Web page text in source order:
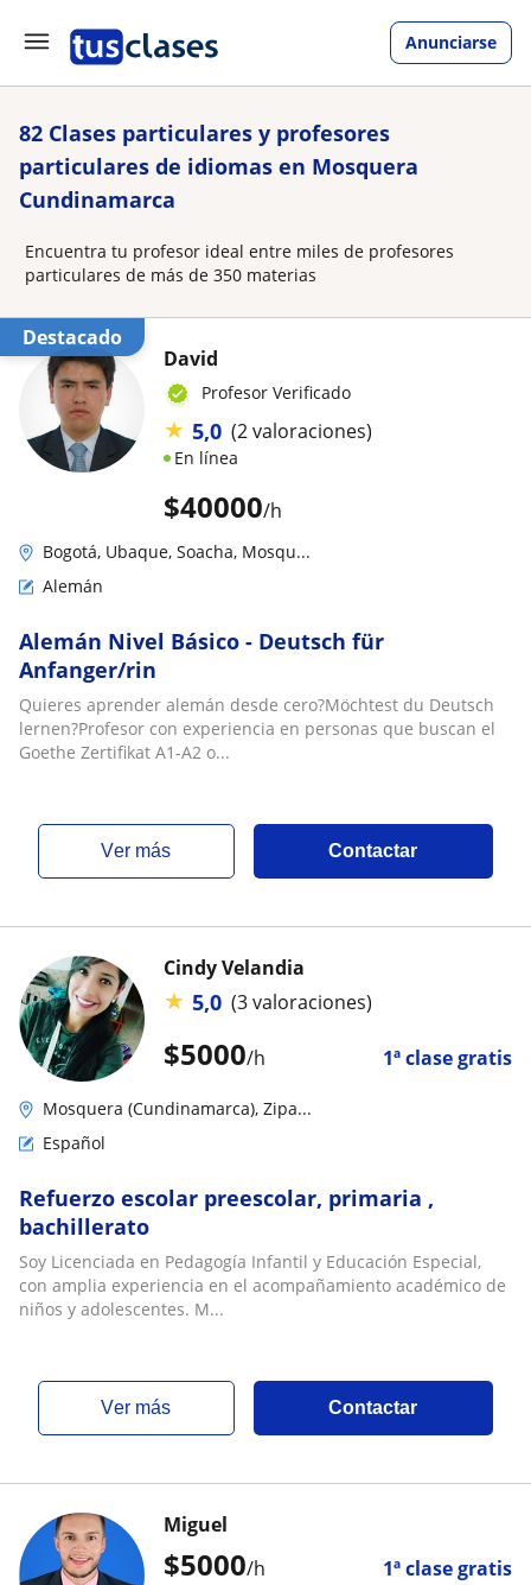
Anunciarse
82 Clases particulares y profesores
particulares de idiomas en Mosquera
Cundinamarca
Encuentra tu profesor ideal entre miles de profesores
particulares de más de 350 materias
Destacado
$40000/h
David
Profesor Verificado
★ 5,0 (2 valoraciones)
En línea
Bogotá, Ubaque, Soacha, Mosqu...
Alemán
Alemán Nivel Básico - Deutsch für
Anfanger/rin
Quieres aprender alemán desde cero?Möchtest du Deutsch
lernen?Profesor con experiencia en personas que buscan el
Goethe Zertifikat A1-A2 o...
ver más Contactar
$5000/h 1ª clase gratis
Cindy Velandia
★ 5,0 (3 valoraciones)
Mosquera (Cundinamarca), Zipa...
Español
Refuerzo escolar preescolar, primaria ,
bachillerato
Soy Licenciada en Pedagogía Infantil y Educación Especial,
con amplia experiencia en el acompañamiento académico de
niños y adolescentes. M...
ver más Contactar
$5000/h 1ª clase gratis
Miguel